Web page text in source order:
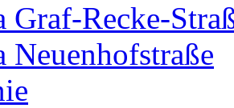
Graf-Recke-
Neuenhofstraße